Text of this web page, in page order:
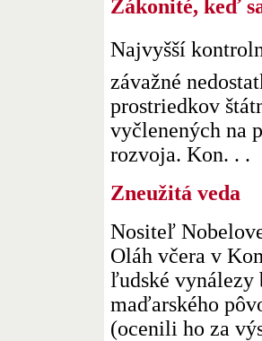
Zákonité, keď
Najvyšší
závažné
prostriedkov
vyčlenených na
rozvoja. Kon. . .
Zneužitá veda
Nositeľ
Oláh včera v
ľudské vynálezy
maďarského
(ocenili ho za